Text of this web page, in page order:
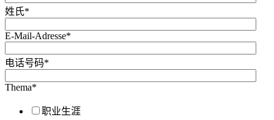
姓氏*
E-Mail-Adresse*
电话号码*
Thema*
职业生涯